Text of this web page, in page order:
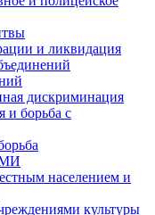
и ликвидация
дискриминация
и борьба с
населением и
культуры